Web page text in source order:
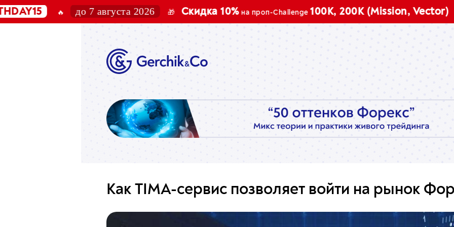
до 7 августа 2026 🎁 Скидка 10%на проп-Challenge100K, 200K (Mission, Vector) Промокод:
Как TIMA-сервис позволяет войти на рынок